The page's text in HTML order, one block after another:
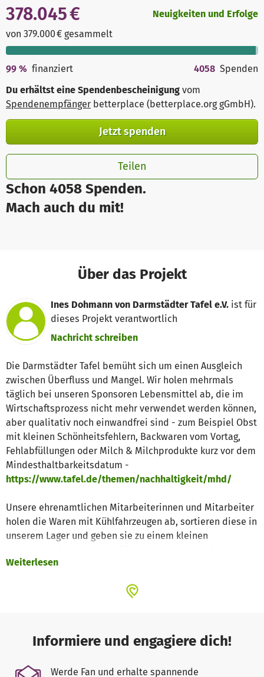
Schon 4058 Spenden.
Mach auch du mit!
378.045 €
von 379.000 € gesammelt
Neuigkeiten und Erfolge
99 % finanziert 4058 Spenden
Du erhältst eine Spendenbescheinigung vom
Spendenempfänger betterplace (betterplace.org gGmbH).
Jetzt spenden
Teilen
Über das Projekt
Ines Dohmann von Darmstädter Tafel e.V. ist für
dieses Projekt verantwortlich
Nachricht schreiben
Die Darmstädter Tafel bemüht sich um einen Ausgleich
zwischen Überfluss und Mangel. Wir holen mehrmals
täglich bei unseren Sponsoren Lebensmittel ab, die im
Wirtschaftsprozess nicht mehr verwendet werden können,
aber qualitativ noch einwandfrei sind - zum Beispiel Obst
mit kleinen Schönheitsfehlern, Backwaren vom Vortag,
Fehlabfüllungen oder Milch & Milchprodukte kurz vor dem
Mindesthaltbarkeitsdatum -
https://www.tafel.de/themen/nachhaltigkeit/mhd/
Unsere ehrenamtlichen Mitarbeiterinnen und Mitarbeiter
holen die Waren mit Kühlfahrzeugen ab, sortieren diese in
unserem Lager und geben sie zu einem kleinen
täglich Lebensmittel, die andernfalls im Müll landen
etwa von Altersarmut betroffene Senioren,
Außerdem kooperieren wir mit anderen Einrichtungen in
unserer Region zum Beispiel durch
Lebensmittellieferungen.
Weiterlesen
Informiere und engagiere dich!
Werde Fan und erhalte spannende